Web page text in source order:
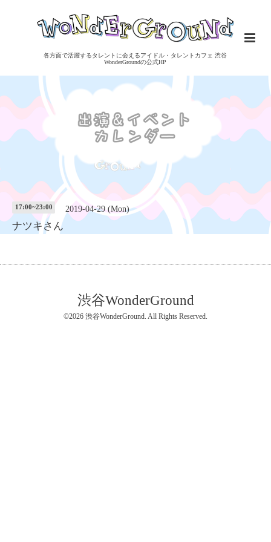
各方面で活躍するタレントに会えるアイドル・タレントカフェ 渋谷
WonderGroundの公式HP
17:00~23:00 2019-04-29 (Mon)
ナツキさん
渋谷WonderGround
©2026 渋谷WonderGround. All Rights Reserved.